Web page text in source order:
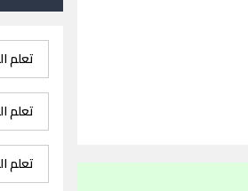
تعلم
تعلم
تعلم